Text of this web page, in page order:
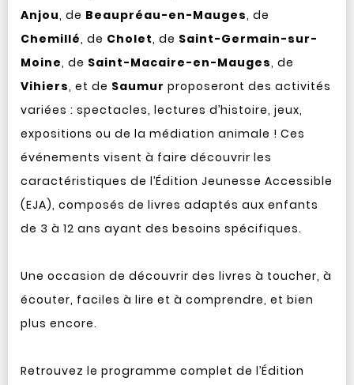
Anjou, de Beaupréau-en-Mauges, de
Chemillé, de Cholet, de Saint-Germain-sur-
Moine, de Saint-Macaire-en-Mauges, de
Vihiers, et de Saumur proposeront des activités
variées : spectacles, lectures d’histoire, jeux,
expositions ou de la médiation animale ! Ces
événements visent à faire découvrir les
caractéristiques de l’Édition Jeunesse Accessible
(EJA), composés de livres adaptés aux enfants
de 3 à 12 ans ayant des besoins spécifiques.
Une occasion de découvrir des livres à toucher, à
écouter, faciles à lire et à comprendre, et bien
plus encore.
Retrouvez le programme complet de l’Édition